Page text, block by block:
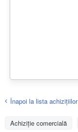
Înapoi la lista achiziţiilor
Achizițiе comercială